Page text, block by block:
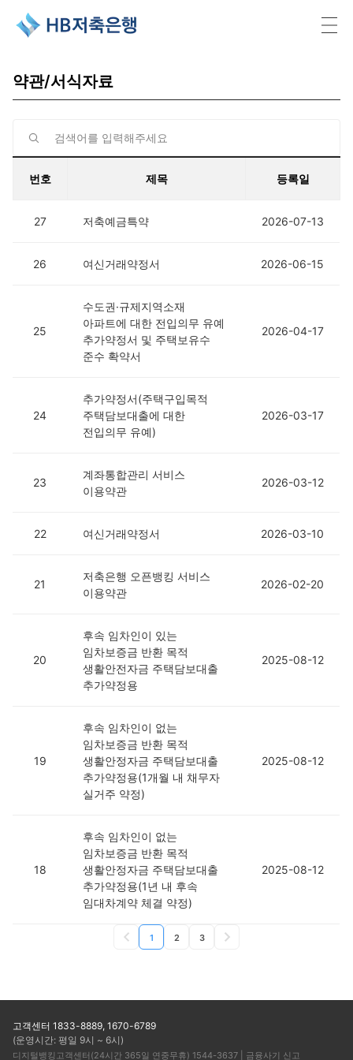
약관/서식자료
번호 제목 등록일
27 저축예금특약 2026-07-13
26 여신거래약정서 2026-06-15
25
수도권·규제지역소재
아파트에 대한 전입의무 유예
추가약정서 및 주택보유수
준수 확약서
2026-04-17
24
추가약정서(주택구입목적
주택담보대출에 대한
전입의무 유예)
2026-03-17
23
계좌통합관리 서비스
이용약관
2026-03-12
22 여신거래약정서 2026-03-10
21
저축은행 오픈뱅킹 서비스
이용약관
2026-02-20
20
후속 임차인이 있는
임차보증금 반환 목적
생활안전자금 주택담보대출
추가약정용
2025-08-12
19
후속 임차인이 없는
임차보증금 반환 목적
생활안정자금 주택담보대출
추가약정용(1개월 내 채무자
실거주 약정)
2025-08-12
18
후속 임차인이 없는
임차보증금 반환 목적
생활안정자금 주택담보대출
추가약정용(1년 내 후속
임대차계약 체결 약정)
2025-08-12
1 2 3
고객센터 1833-8889, 1670-6789
(운영시간: 평일 9시 ~ 6시)
디지털뱅킹고객센터(24시간 365일 연중무휴) 1544-3637 | 금융사기 신고